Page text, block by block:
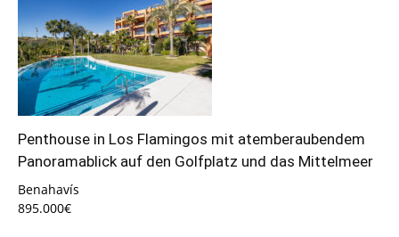
Penthouse in Los Flamingos mit atemberaubendem
Panoramablick auf den Golfplatz und das Mittelmeer
Benahavís
895.000€